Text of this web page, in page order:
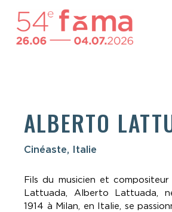
ALBERTO
Cinéaste, Italie
Fils du musicien et compositeur
Lattuada, Alberto Lattuada,
1914 à Milan, en Italie, se